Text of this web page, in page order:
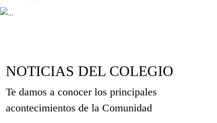
NOTICIAS DEL COLEGIO
Te damos a conocer los principales
acontecimientos de la Comunidad